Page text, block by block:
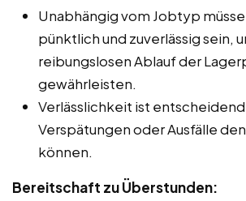
Unabhängig vom Jobtyp
pünktlich und zuverlässig sein,
reibungslosen Ablauf der
gewährleisten.
Verlässlichkeit ist
Verspätungen oder Ausfälle
können.
Bereitschaft zu Überstunden: